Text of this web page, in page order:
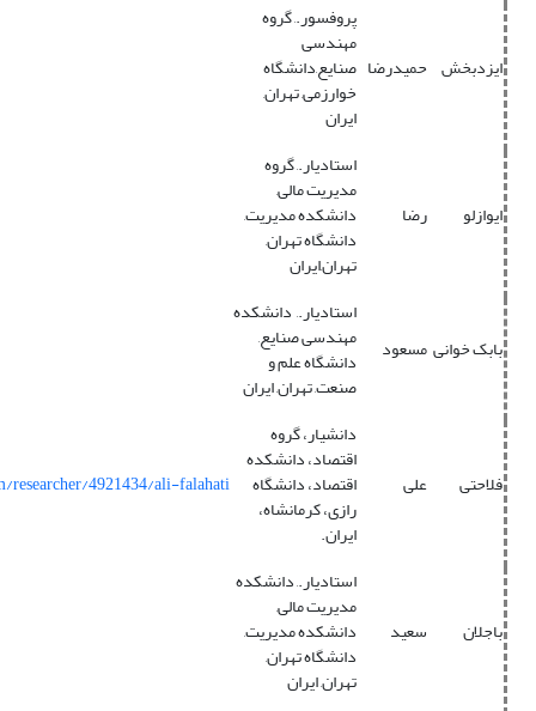
ایزدبخش حمیدرضا
پروفسور., گروه
مهندسی
صنایع,دانشگاه
خوارزمی, تهران,
ایران
ایوازلو رضا
استادیار., گروه
مدیریت مالی,
دانشکده مدیریت,
دانشگاه تهران,
تهران,ایران
بابک خوانیمسعود
استادیار., دانشکده
مهندسی صنایع,
دانشگاه علم و
صنعت, تهران, ایران
فلاحتی علی
دانشیار، گروه
اقتصاد، دانشکده
اقتصاد، دانشگاه
رازی، کرمانشاه،
ایران.
researcher/4921434/ali-falahati/
باجلان سعید
استادیار., دانشکده
مدیریت مالی,
دانشکده مدیریت,
دانشگاه تهران,
تهران, ایران